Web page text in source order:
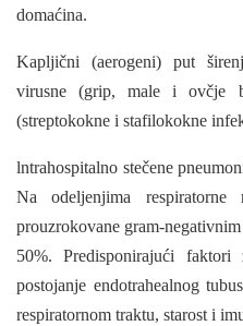
domaćina.
Kapljični (aerogeni) put
virusne (grip, male i ovčje
(streptokokne i stafilokokne
lntrahospitalno stečene
Na odeljenjima respira­torne
prouzroko­vane gram-
50%. Predisponirajući
postojanje endotrahealnog
respira­tornom traktu, starost i